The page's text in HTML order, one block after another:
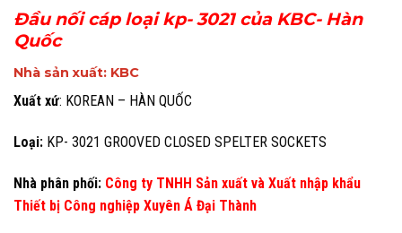
Đầu nối cáp loại kp- 3021 của KBC- Hàn
Quốc
Nhà sản xuất: KBC
Xuất xứ: KOREAN – HÀN QUỐC
Loại: KP- 3021 GROOVED CLOSED SPELTER SOCKETS
Nhà phân phối: Công ty TNHH Sản xuất và Xuất nhập khẩu
Thiết bị Công nghiệp Xuyên Á Đại Thành